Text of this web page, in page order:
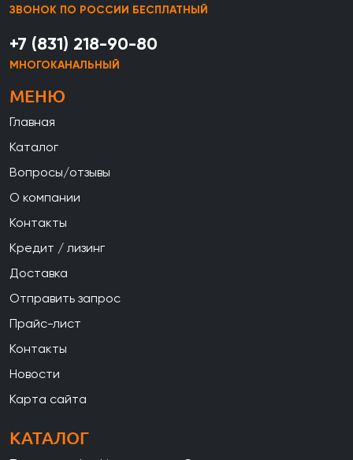
ЗВОНОК ПО РОССИИ БЕСПЛАТНЫЙ
+7 (831) 218-90-80
МНОГОКАНАЛЬНЫЙ
МЕНЮ
Главная
Каталог
Вопросы/отзывы
О компании
Контакты
Кредит / лизинг
Доставка
Отправить запрос
Прайс-лист
Контакты
Новости
Карта сайта
КАТАЛОГ